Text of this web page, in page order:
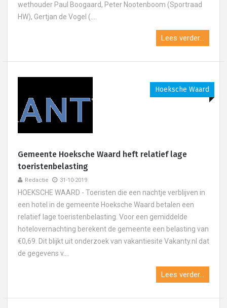
wethouder Paul Boogaard, Peter Nootenboom (Sportraad
HW), Gertjan de Vogel (....
Lees verder...
Hoeksche Waard
Gemeente Hoeksche Waard heft relatief lage
toeristenbelasting
Redactie 31-10-2019
HOEKSCHE WAARD - Toeristen die een nachtje verblijven in
een hotel in de gemeente Hoeksche Waard betalen een
relatief lage toeristenbelasting. Voor een gemiddelde
hotelovernachting berekent de gemeente een belasting van
€0,69. Dit blijkt uit onderzoek van vakantiesite Vakanty.nl dat
de gegevens v....
Lees verder...